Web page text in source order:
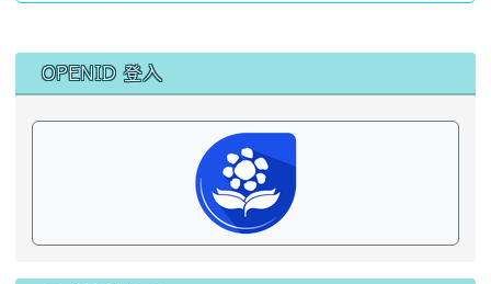
左邊區域內容
OPENID 登入